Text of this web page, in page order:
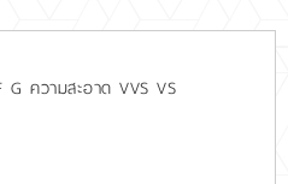
ความสะอาด VVS VS